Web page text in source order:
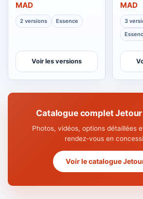
MAD
2 versions Essence
Voir les versions
MAD
3
Catalogue complet
Photos, vidéos, options détaillées
rendez-vous en
Voir le catalogue